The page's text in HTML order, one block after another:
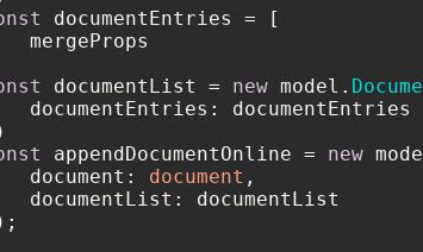
documentEntries = [
mergeProps
documentList = new model.
documentEntries : documentEntries
appendDocumentOnline = new
document : document ,
documentList : documentList